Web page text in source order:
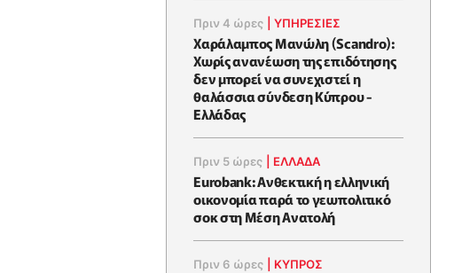
Πριν 4 ώρες |ΥΠΗΡΕΣΙΕΣ
Χαράλαμπος Μανώλη (Scandro):
Χωρίς ανανέωση της επιδότησης
δεν μπορεί να συνεχιστεί η
θαλάσσια σύνδεση Κύπρου -
Ελλάδας
Πριν 5 ώρες ΕΛΛΆΔΑ
Eurobank: Ανθεκτική η ελληνική
οικονομία παρά το γεωπολιτικό
σοκ στη Μέση Ανατολή
Πριν 6 ώρες ΚΥΠΡΟΣ